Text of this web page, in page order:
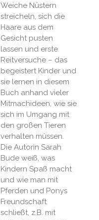
Weiche Nüstern
streicheln, sich die
Haare aus dem
Gesicht pusten
lassen und erste
Reitversuche – das
begeistert Kinder und
sie lernen in diesem
Buch anhand vieler
Mitmachideen, wie sie
sich im Umgang mit
den großen Tieren
verhalten müssen.
Die Autorin Sarah
Bude weiß, was
Kindern Spaß macht
und wie man mit
Pferden und Ponys
Freundschaft
schließt, z.B. mit